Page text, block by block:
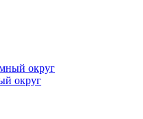
округ
округ